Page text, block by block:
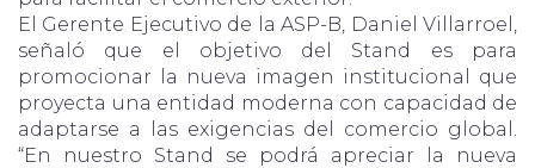
El Gerente Ejecutivo de la ASP-B, Daniel Villarroel,
señaló que el objetivo del Stand es para
promocionar la nueva imagen institucional que
proyecta una entidad moderna con capacidad de
adaptarse a las exigencias del comercio global.
“En nuestro Stand se podrá apreciar la nueva